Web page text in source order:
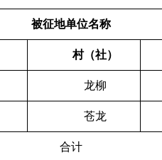
被征地单位名称
村（社）
龙柳
苍龙
合计